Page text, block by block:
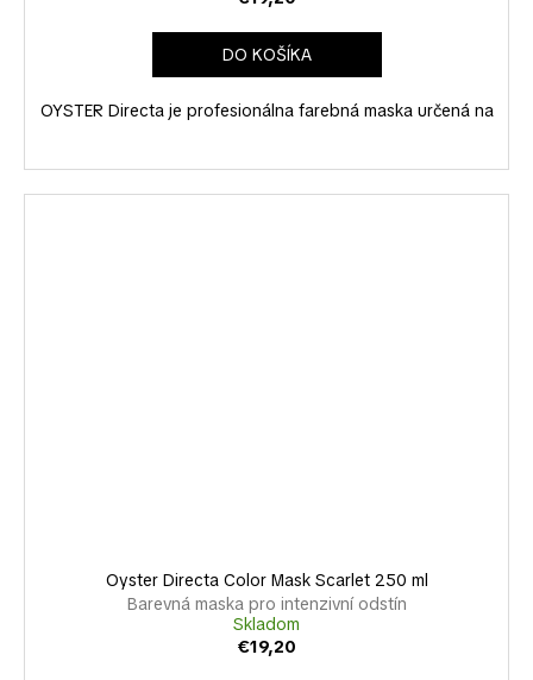
DO KOŠÍKA
OYSTER Directa je profesionálna farebná maska určená na
Oyster Directa Color Mask Scarlet 250 ml
Barevná maska pro intenzivní odstín
Skladom
€19,20